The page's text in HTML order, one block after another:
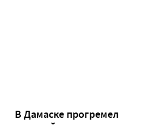
В Дамаске прогремел